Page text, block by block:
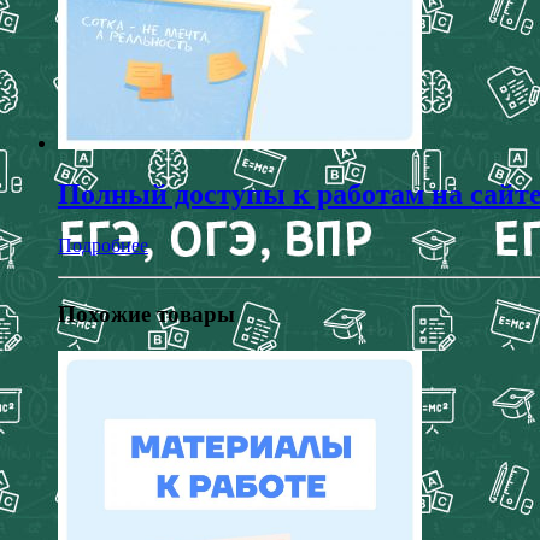
Полный доступы к работам на
Подробнее
Похожие товары